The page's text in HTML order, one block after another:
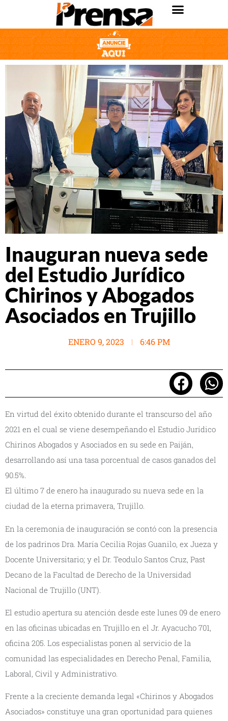
Inauguran nueva sede
del Estudio Jurídico
Chirinos y Abogados
Asociados en Trujillo
ENERO 9, 2023 6:46 PM
En virtud del éxito obtenido durante el transcurso del año
2021 en el cual se viene desempeñando el Estudio Jurídico
Chirinos Abogados y Asociados en su sede en Paiján,
desarrollando así una tasa porcentual de casos ganados del
90.5%.
El último 7 de enero ha inaugurado su nueva sede en la
ciudad de la eterna primavera, Trujillo.
En la ceremonia de inauguración se contó con la presencia
de los padrinos Dra. María Cecilia Rojas Guanilo, ex Jueza y
Docente Universitario; y el Dr. Teodulo Santos Cruz, Past
Decano de la Facultad de Derecho de la Universidad
Nacional de Trujillo (UNT).
El estudio apertura su atención desde este lunes 09 de enero
en las oficinas ubicadas en Trujillo en el Jr. Ayacucho 701,
oficina 205. Los especialistas ponen al servicio de la
comunidad las especialidades en Derecho Penal, Familia,
Laboral, Civil y Administrativo.
Frente a la creciente demanda legal «Chirinos y Abogados
Asociados» constituye una gran oportunidad para quienes